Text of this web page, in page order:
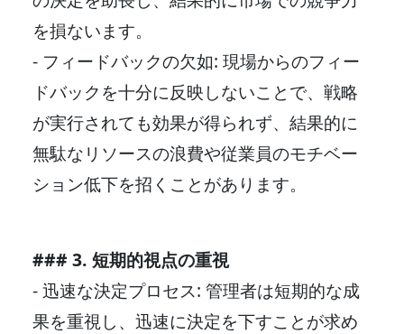
を損ないます。
- フィードバックの欠如: 現場からのフィー
ドバックを十分に反映しないことで、戦略
が実行されても効果が得られず、結果的に
無駄なリソースの浪費や従業員のモチベー
ション低下を招くことがあります。
### 3. 短期的視点の重視
- 迅速な決定プロセス: 管理者は短期的な成
果を重視し、迅速に決定を下すことが求め